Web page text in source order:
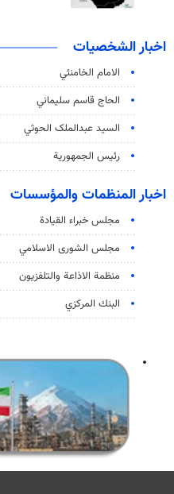
اخبار الشخصيات
الامام الخامنئي
الحاج قاسم سليماني
السید عبدالملک الحوثي
رئيس الجمهورية
اخبار المنظمات والمؤسسات
مجلس خبراء القيادة
مجلس الشورى الاسلامي
منظمة الاذاعة والتلفزیون
البنك المركزي